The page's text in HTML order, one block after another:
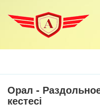
Орал -
кестесі